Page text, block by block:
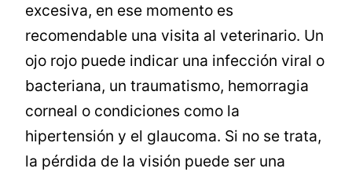
excesiva, en ese momento es
recomendable una visita al veterinario. Un
ojo rojo puede indicar una infección viral o
bacteriana, un traumatismo, hemorragia
corneal o condiciones como la
hipertensión y el glaucoma. Si no se trata,
la pérdida de la visión puede ser una